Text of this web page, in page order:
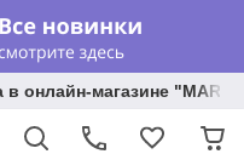
онлайн-магазине "MARY